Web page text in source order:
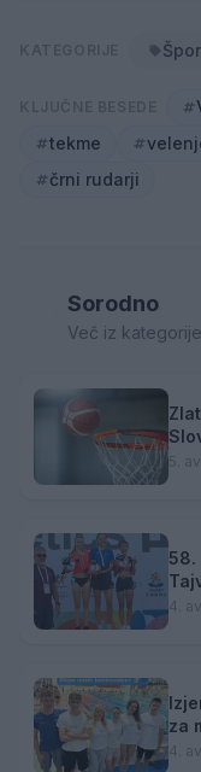
tekme
črni rudarji
Sorodno
Več iz
5.
58.
4.
za
4.